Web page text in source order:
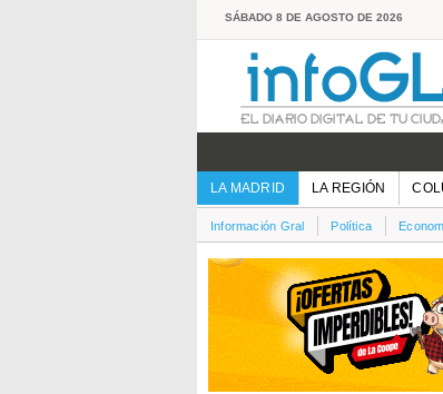
SÁBADO 8 DE AGOSTO DE 2026
LA MADRID LA REGIÓN
Información Gral Política